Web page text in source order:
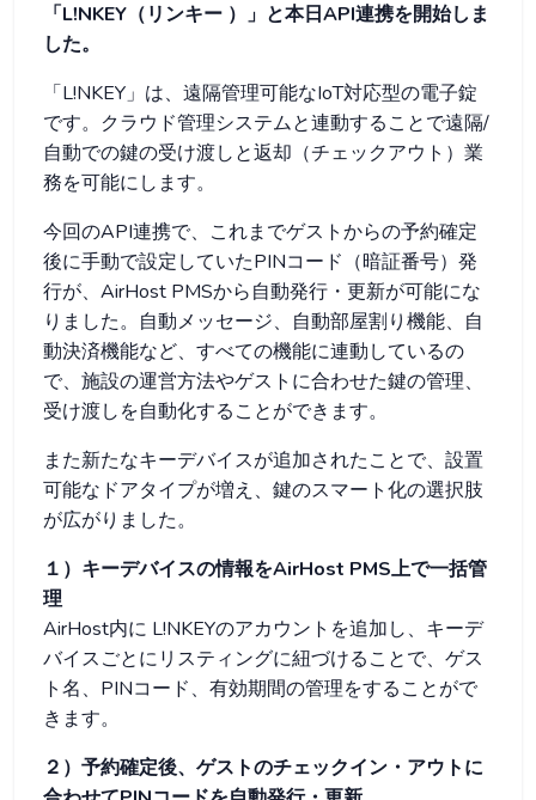
「L!NKEY（リンキー ）」と本日API連携を開始しま
した。
「L!NKEY」は、遠隔管理可能なIoT対応型の電子錠
です。クラウド管理システムと連動することで遠隔/
自動での鍵の受け渡しと返却（チェックアウト）業
務を可能にします。
今回のAPI連携で、これまでゲストからの予約確定
後に手動で設定していたPINコード（暗証番号）発
行が、AirHost PMSから自動発行・更新が可能にな
りました。自動メッセージ、自動部屋割り機能、自
動決済機能など、すべての機能に連動しているの
で、施設の運営方法やゲストに合わせた鍵の管理、
受け渡しを自動化することができます。
また新たなキーデバイスが追加されたことで、設置
可能なドアタイプが増え、鍵のスマート化の選択肢
が広がりました。
１）キーデバイスの情報をAirHost PMS上で一括管
理
AirHost内に L!NKEYのアカウントを追加し、キーデ
バイスごとにリスティングに紐づけることで、ゲス
ト名、PINコード、有効期間の管理をすることがで
きます。
２）予約確定後、ゲストのチェックイン・アウトに